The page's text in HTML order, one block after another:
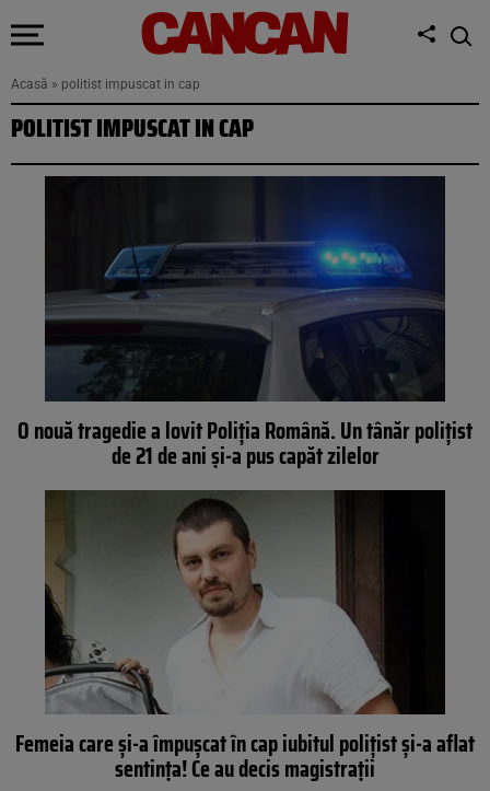
Acasă » politist impuscat in cap
POLITIST IMPUSCAT IN CAP
O nouă tragedie a lovit Poliția Română. Un tânăr polițist
de 21 de ani și-a pus capăt zilelor
Femeia care și-a împușcat în cap iubitul poliţist și-a aflat
sentința! Ce au decis magistrații